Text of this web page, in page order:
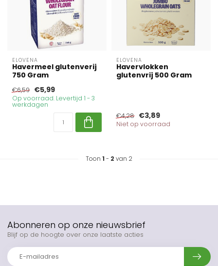
ELOVENA
Havermeel glutenverij
750 Gram
€6,59 €5,99
Op voorraad. Levertijd 1 - 3
werkdagen
ELOVENA
Havervlokken
glutenvrij 500 Gram
€4,28 €3,89
Niet op voorraad
Toon 1 - 2 van 2
Abonneren op onze nieuwsbrief
Blijf op de hoogte over onze laatste acties